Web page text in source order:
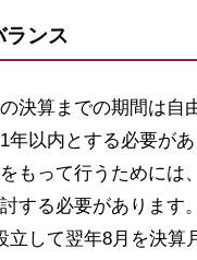
ランス
決算までの期間は自
1年以内とする必要があ
もって行うためには
する必要があります。
立して翌年8月を決算